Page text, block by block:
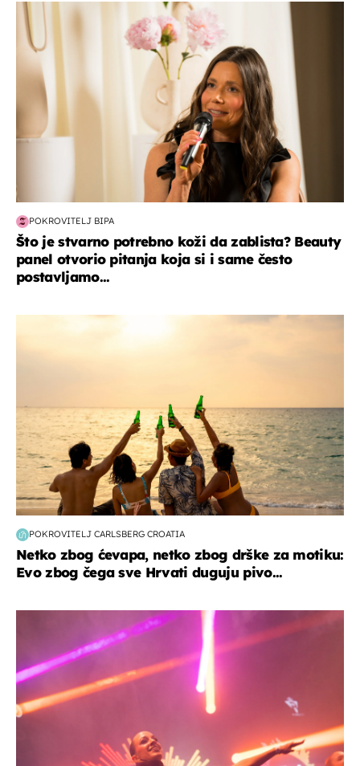
moda & ljepota
POKROVITELJ BIPA
Što je stvarno potrebno koži da zablista? Beauty
panel otvorio pitanja koja si i same često
postavljamo...
POKROVITELJ CARLSBERG CROATIA
Netko zbog ćevapa, netko zbog drške za motiku:
Evo zbog čega sve Hrvati duguju pivo...